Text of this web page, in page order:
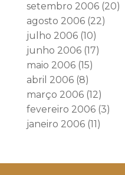
setembro 2006(20)
agosto 2006(22)
julho 2006(10)
junho 2006(17)
maio 2006(15)
abril 2006(8)
março 2006(12)
fevereiro 2006(3)
janeiro 2006(11)